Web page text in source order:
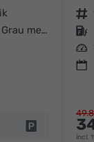
Graphite Grau metallic
Fahrzeug
Fahrzeugnr.
Kraftstoff
Leistung
incl.